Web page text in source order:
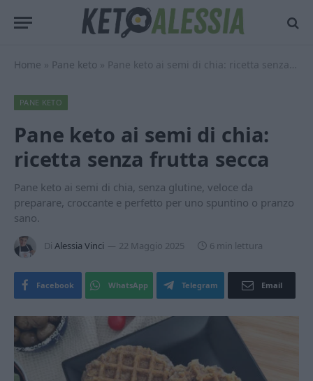
Home » Pane keto » Pane keto ai semi di chia: ricetta senza frutta secca
PANE KETO
Pane keto ai semi di chia:
ricetta senza frutta secca
Pane keto ai semi di chia, senza glutine, veloce da
preparare, croccante e perfetto per uno spuntino o pranzo
sano.
Di Alessia Vinci 22 Maggio 2025 6 min lettura
Facebook WhatsApp Telegram Email